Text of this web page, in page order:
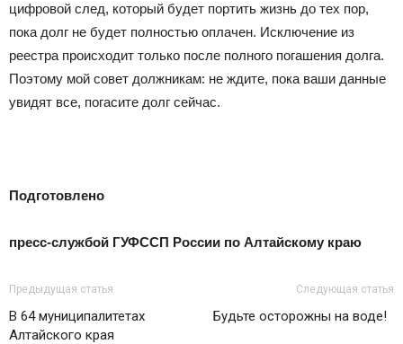
цифровой след, который будет портить жизнь до тех пор,
пока долг не будет полностью оплачен. Исключение из
реестра происходит только после полного погашения долга.
Поэтому мой совет должникам: не ждите, пока ваши данные
увидят все, погасите долг сейчас.
Подготовлено
пресс-службой ГУФССП России по Алтайскому краю
Предыдущая статья
В 64 муниципалитетах
Алтайского края
Следующая статья
Будьте осторожны на воде!